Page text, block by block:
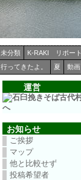
未分類 K-RAKI リポート
行ってきたよ。
夏 動画
運営
お知らせ
ご挨拶
マップ
他と比較せず
投稿希望者